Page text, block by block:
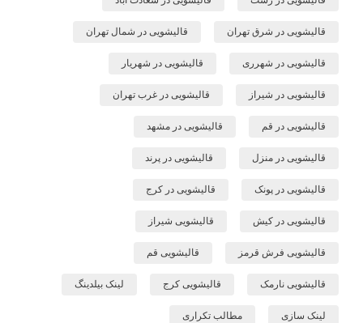
قالیشویی در شرق تهران قالیشویی در شمال تهران
قالیشویی در شهرری قالیشویی در شهریار
قالیشویی در شیراز قالیشویی در غرب تهران
قالیشویی در قم قالیشویی در مشهد
قالیشویی در منزل قالیشویی در پرند
قالیشویی در پونک قالیشویی در کرج
قالیشویی در کیش قالیشویی شیراز
قالیشویی فرش قرمز قالیشویی قم
قالیشویی نارمک قالیشویی کرج لینک بیلدینگ
لینک سازی مطالب تکراری